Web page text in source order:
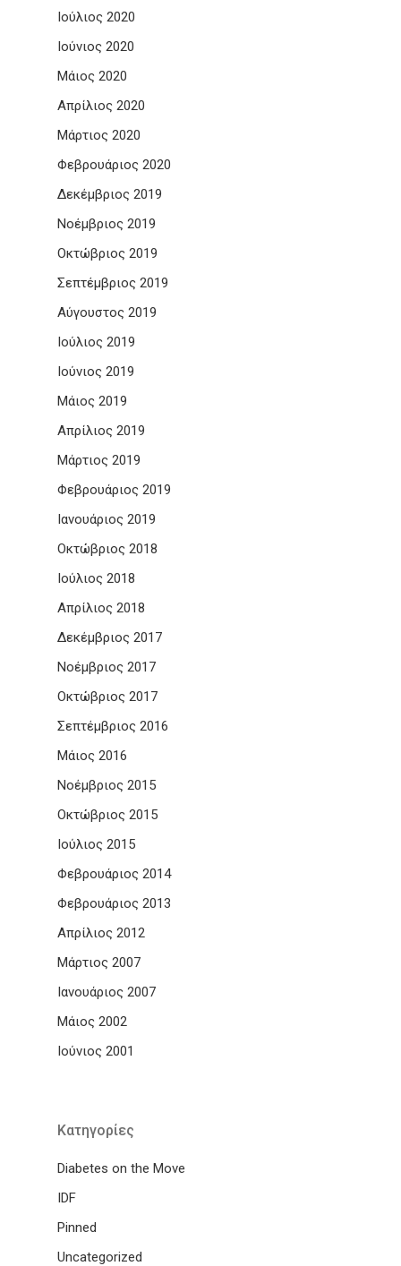
Ιούλιος 2020
Ιούνιος 2020
Μάιος 2020
Απρίλιος 2020
Μάρτιος 2020
Φεβρουάριος 2020
Δεκέμβριος 2019
Νοέμβριος 2019
Οκτώβριος 2019
Σεπτέμβριος 2019
Αύγουστος 2019
Ιούλιος 2019
Ιούνιος 2019
Μάιος 2019
Απρίλιος 2019
Μάρτιος 2019
Φεβρουάριος 2019
Ιανουάριος 2019
Οκτώβριος 2018
Ιούλιος 2018
Απρίλιος 2018
Δεκέμβριος 2017
Νοέμβριος 2017
Οκτώβριος 2017
Σεπτέμβριος 2016
Μάιος 2016
Νοέμβριος 2015
Οκτώβριος 2015
Ιούλιος 2015
Φεβρουάριος 2014
Φεβρουάριος 2013
Απρίλιος 2012
Μάρτιος 2007
Ιανουάριος 2007
Μάιος 2002
Ιούνιος 2001
Kατηγορίες
Diabetes on the Move
IDF
Pinned
Uncategorized